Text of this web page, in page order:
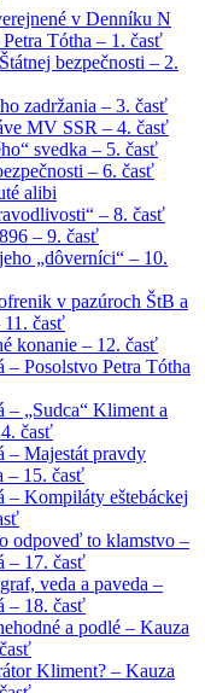
v Denníku N
Tótha – 1. časť
bezpečnosti – 2.
zadržania – 3. časť
MV SSR – 4. časť
svedka – 5. časť
– 6. časť
alibi
– 8. časť
– 9. časť
„dôverníci“ – 10.
v pazúroch ŠtB a
11. časť
konanie – 12. časť
– Posolstvo Petra Tótha
– „Sudca“ Kliment a
časť
– Majestát pravdy
– 15. časť
– Kompiláty eštebáckej
odpoveď to klamstvo –
– 17. časť
veda a paveda –
– 18. časť
a podlé – Kauza
Kliment? – Kauza